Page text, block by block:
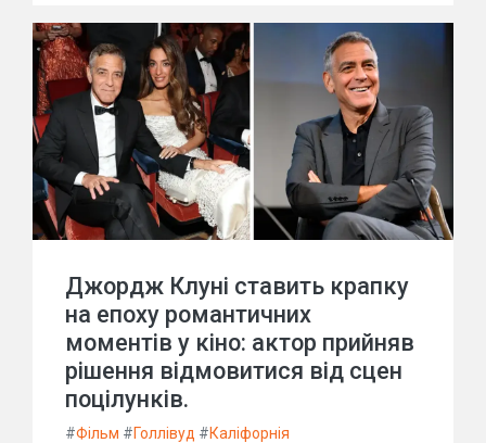
Джордж Клуні ставить крапку
на епоху романтичних
моментів у кіно: актор прийняв
рішення відмовитися від сцен
поцілунків.
#Фільм #Голлівуд #Каліфорнія